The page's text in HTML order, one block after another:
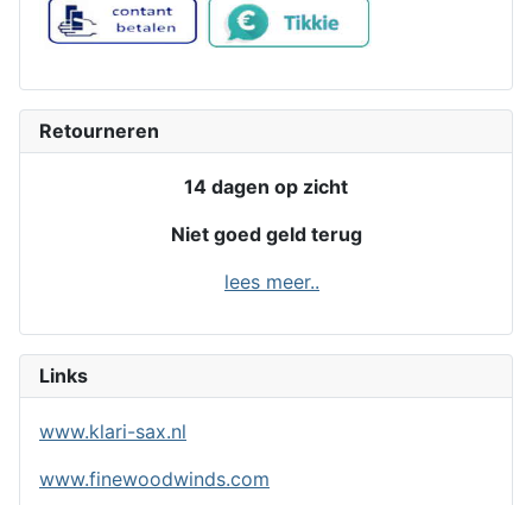
Retourneren
14 dagen op zicht
Niet goed geld terug
lees meer..
Links
www.klari-sax.nl
www.finewoodwinds.com